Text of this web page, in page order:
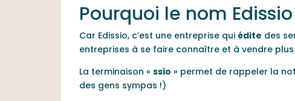
Pourquoi le nom
Car Edissio, c’est une entreprise qui édite des
entreprises à se faire connaître et à vendre plus.
La terminaison « ssio » permet de rappeler la
des gens sympas !)